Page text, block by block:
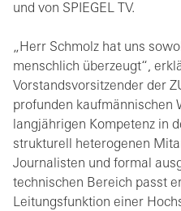
und von SPIEGEL TV.
„Herr Schmolz hat uns
menschlich überzeugt“,
Vorstandsvorsitzender der
profunden kaufmännischen
langjährigen Kompetenz in
strukturell heterogenen
Journalisten und formal
technischen Bereich passt
Leitungsfunktion einer